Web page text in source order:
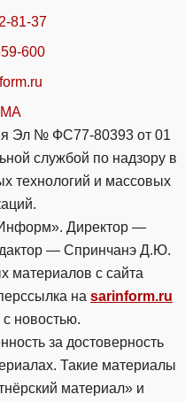
81-37
600
Эл № ФС77-80393 от 01
службой по надзору в
технологий и массовых
Директор —
— Спринчанэ Д.Ю.
материалов с сайта
на sarinform.ru
новостью.
за достоверность
Такие материалы
материал» и